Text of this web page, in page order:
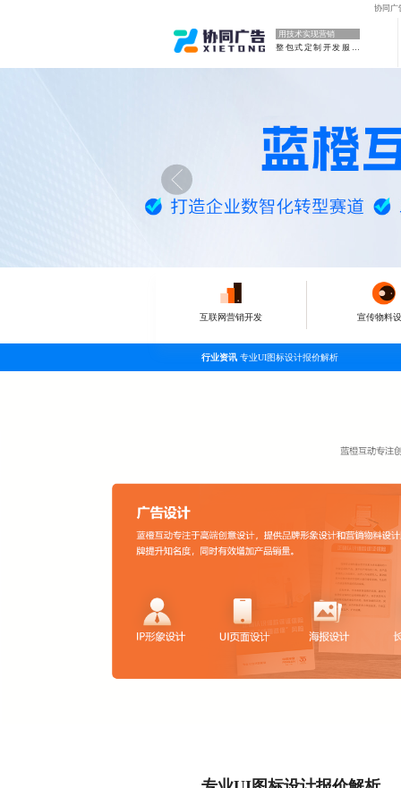
协同广
用技术实现营销
整包式定制开发服务
互联网营销开发 宣传物料
行业资讯 专业UI图标设计报价解析